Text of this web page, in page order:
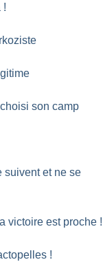
!
son camp
suivent et ne se
victoire est proche !
!